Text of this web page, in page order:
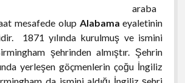
araba
mesafede olup Alabama eyaletinin
1871 yılında kurulmuş ve ismini
şehrinden almıştır. Şehrin
yerleşen göçmenlerin çoğu İngiliz